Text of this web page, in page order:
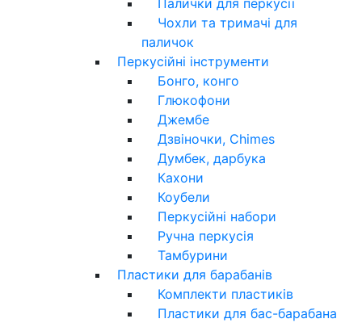
Чохли та тримачі для
паличок
Перкусійні інструменти
Бонго, конго
Глюкофони
Джембе
Дзвіночки, Chimes
Думбек, дарбука
Кахони
Коубели
Перкусійні набори
Ручна перкусія
Тамбурини
Пластики для барабанів
Комплекти пластиків
Пластики для бас-барабана